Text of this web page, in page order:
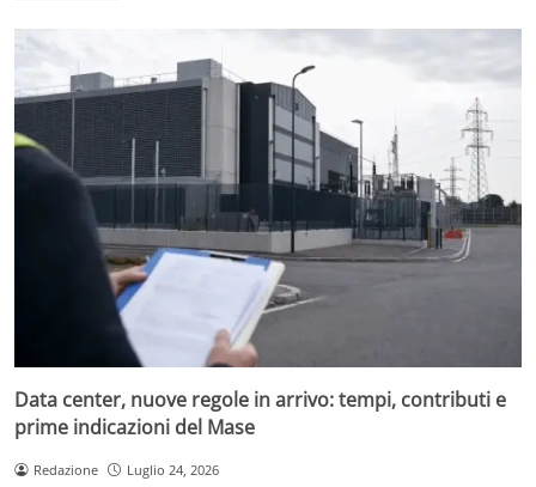
Data center, nuove regole in arrivo: tempi, contributi e
prime indicazioni del Mase
Redazione Luglio 24, 2026